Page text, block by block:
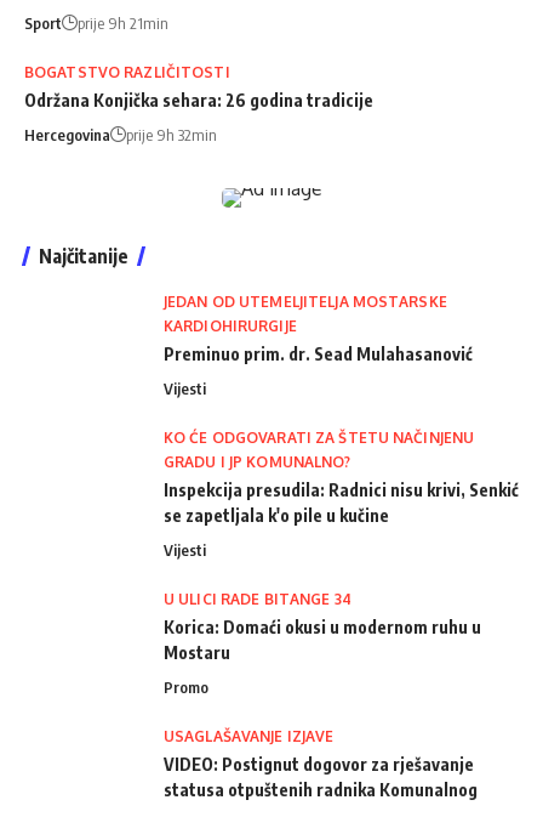
Sport prije 9h 21min
BOGATSTVO RAZLIČITOSTI
Održana Konjička sehara: 26 godina tradicije
Hercegovina prije 9h 32min
Najčitanije
JEDAN OD UTEMELJITELJA MOSTARSKE
KARDIOHIRURGIJE
Preminuo prim. dr. Sead Mulahasanović
Vijesti
KO ĆE ODGOVARATI ZA ŠTETU NAČINJENU
GRADU I JP KOMUNALNO?
Inspekcija presudila: Radnici nisu krivi, Senkić
se zapetljala k'o pile u kučine
Vijesti
U ULICI RADE BITANGE 34
Korica: Domaći okusi u modernom ruhu u
Mostaru
Promo
USAGLAŠAVANJE IZJAVE
VIDEO: Postignut dogovor za rješavanje
statusa otpuštenih radnika Komunalnog